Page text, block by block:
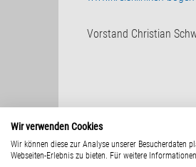
Wir verwenden Cookies
Wir können diese zur Analyse unserer Besucherdaten
Webseiten-Erlebnis zu bieten. Für weitere
Vorstand Christian
© 2015 -